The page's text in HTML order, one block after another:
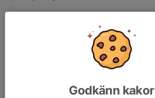
Alla boxplaymål jag och Felix gjorde
Godkänn kakor